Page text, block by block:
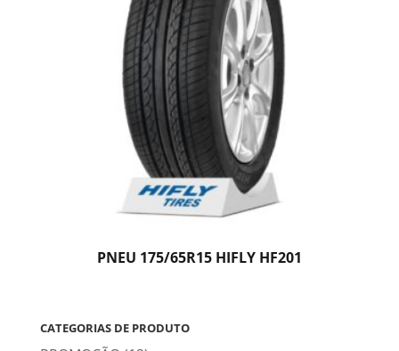
PNEU 175/65R15 HIFLY HF201
CATEGORIAS DE PRODUTO